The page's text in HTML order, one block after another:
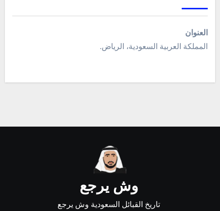
العنوان
المملكة العربية السعودية، الرياض.
وش يرجع
تاريخ القبائل السعودية وش يرجع